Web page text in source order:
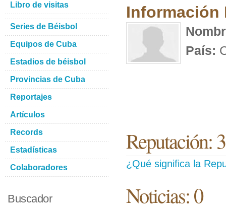
Información
País:
Reputación:
¿Qué significa la
Noticias: 0
Libro de visitas
Series de Béisbol
Equipos de Cuba
Estadios de béisbol
Provincias de Cuba
Reportajes
Artículos
Records
Estadísticas
Colaboradores
Buscador